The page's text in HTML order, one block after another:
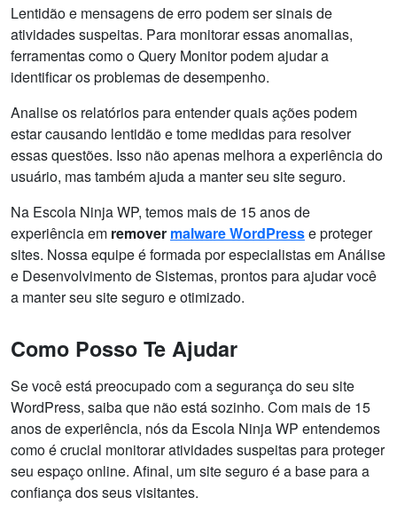
Lentidão e mensagens de erro podem ser sinais de
atividades suspeitas. Para monitorar essas anomalias,
ferramentas como o Query Monitor podem ajudar a
identificar os problemas de desempenho.
Analise os relatórios para entender quais ações podem
estar causando lentidão e tome medidas para resolver
essas questões. Isso não apenas melhora a experiência do
usuário, mas também ajuda a manter seu site seguro.
Na Escola Ninja WP, temos mais de 15 anos de
experiência em remover malware WordPresse proteger
sites. Nossa equipe é formada por especialistas em Análise
e Desenvolvimento de Sistemas, prontos para ajudar você
a manter seu site seguro e otimizado.
Como Posso Te Ajudar
Se você está preocupado com a segurança do seu site
WordPress, saiba que não está sozinho. Com mais de 15
anos de experiência, nós da Escola Ninja WP entendemos
como é crucial monitorar atividades suspeitas para proteger
seu espaço online. Afinal, um site seguro é a base para a
confiança dos seus visitantes.